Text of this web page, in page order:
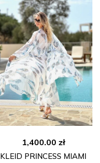
1,400.00 zł
KLEID PRINCESS MIAMI